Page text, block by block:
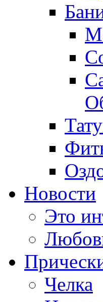
Новости
Это
Челка